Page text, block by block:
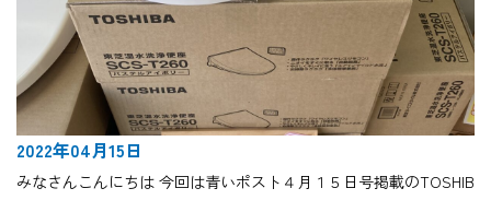
2022年04月15日
みなさんこんにちは 今回は青いポスト４月１５日号掲載のTOSHIB